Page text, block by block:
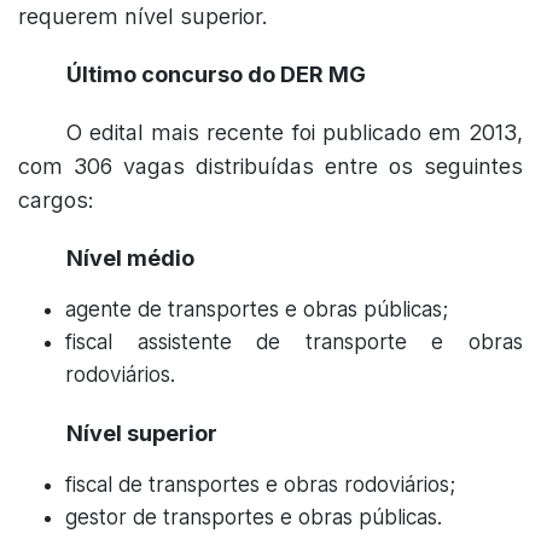
requerem nível superior.
Último concurso do DER MG
O edital mais recente foi publicado em 2013,
com 306 vagas distribuídas entre os seguintes
cargos:
Nível médio
agente de transportes e obras públicas;
fiscal assistente de transporte e obras
rodoviários.
Nível superior
fiscal de transportes e obras rodoviários;
gestor de transportes e obras públicas.